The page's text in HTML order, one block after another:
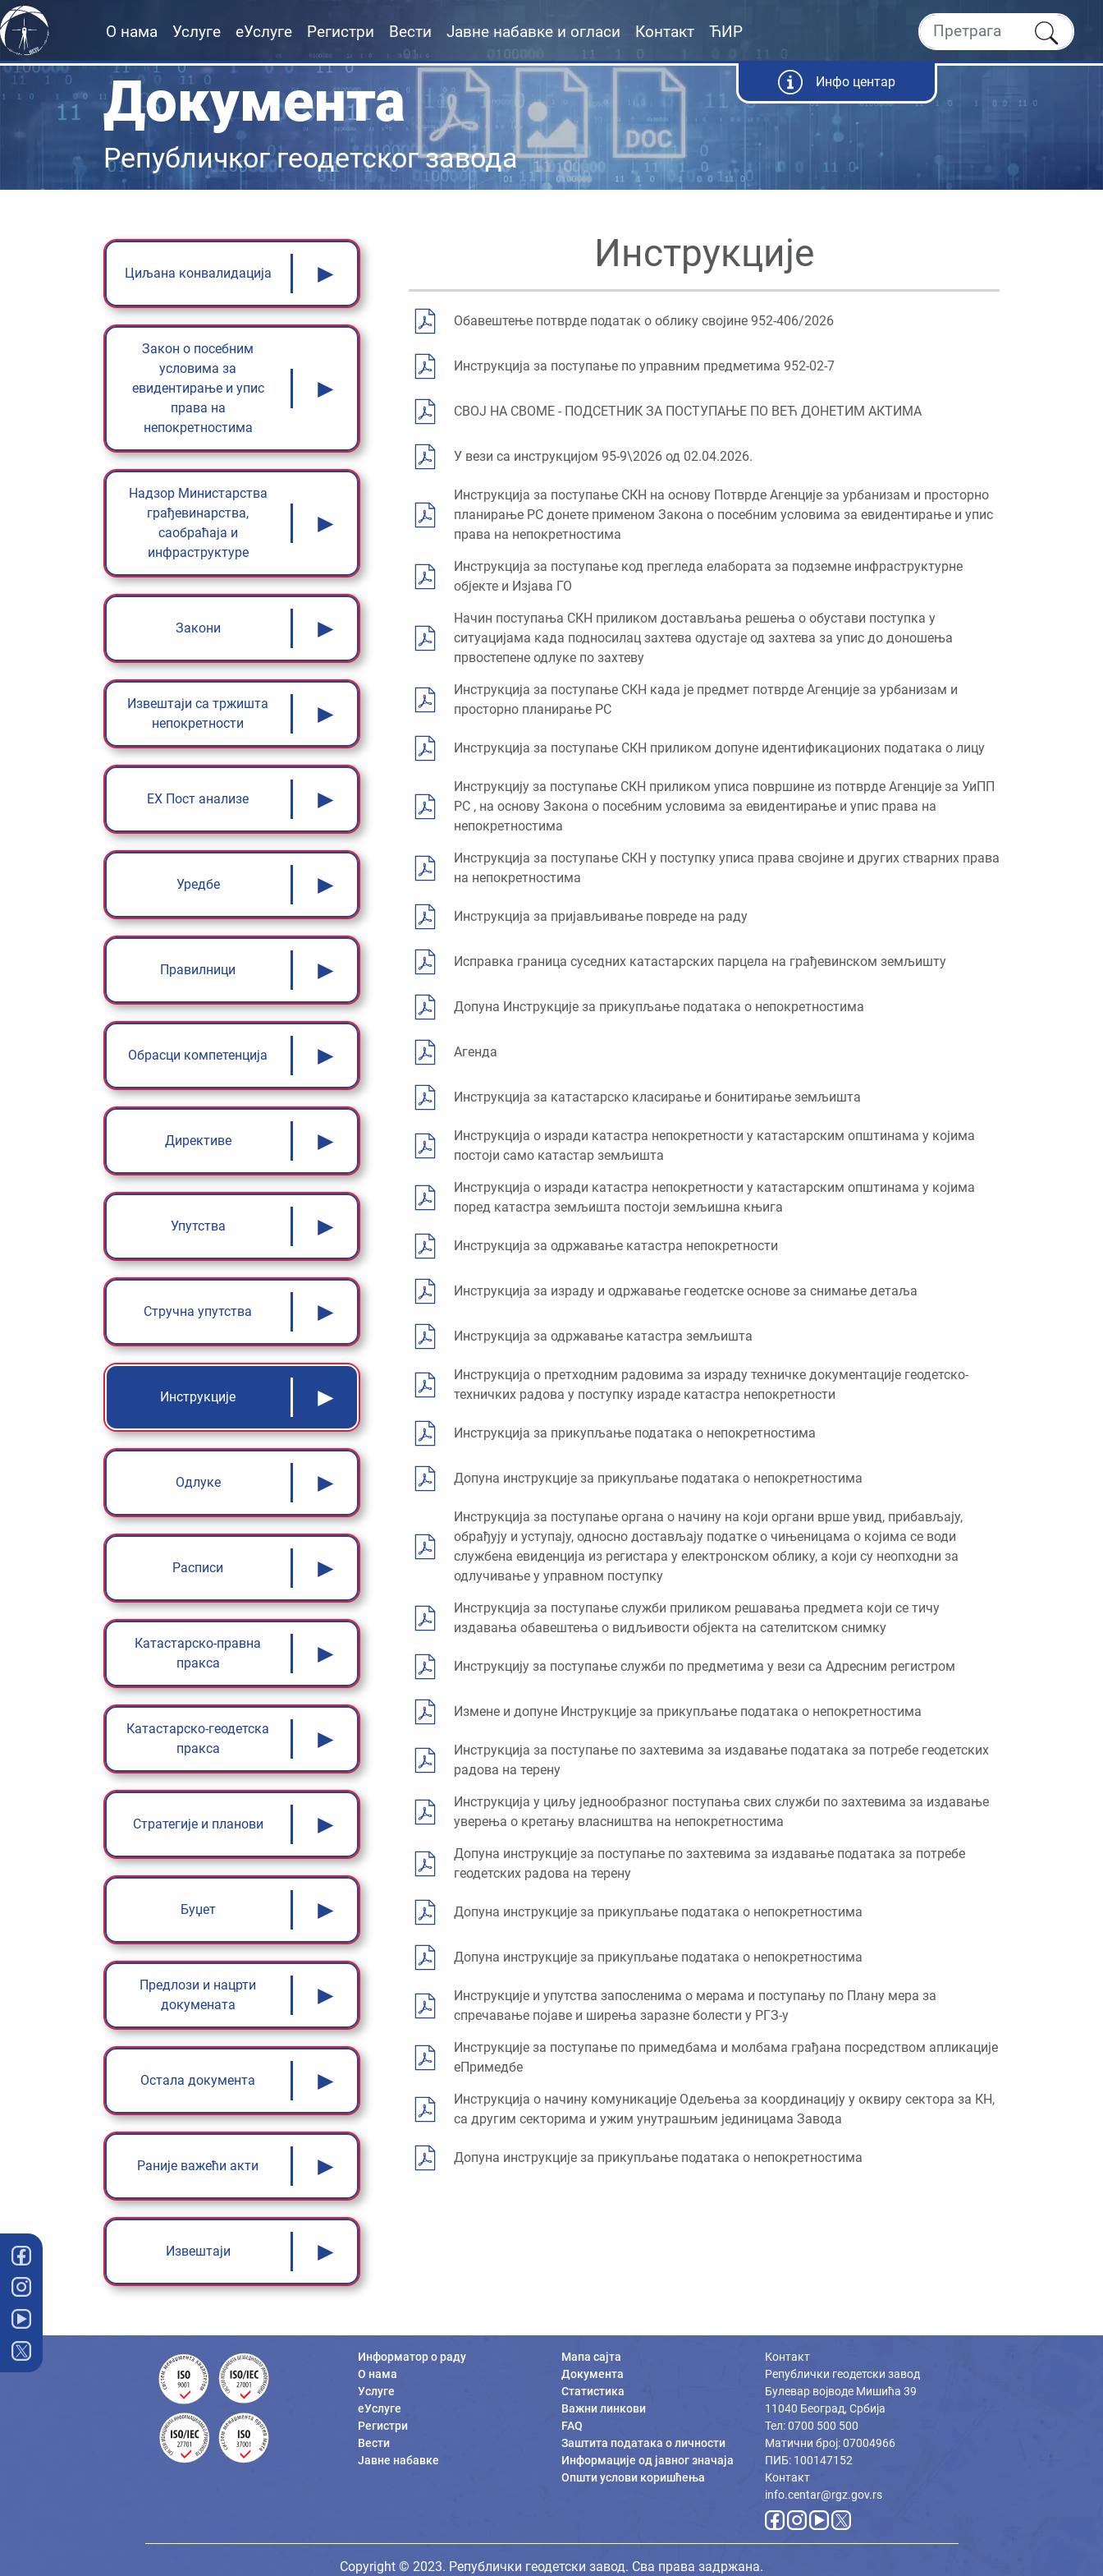
О нама Услуге еУслуге Регистри Вести Јавне набавке и огласи Контакт ЋИР
Инфо центар
Документа
Републичког геодетског завода
Циљана конвалидација ►
Закон о посебним
условима за
евидентирање и упис
права на
непокретностима
►
Надзор Министарства
грађевинарства,
саобраћаја и
инфраструктуре
►
Закони ►
Извештаји са тржишта
непокретности
►
ЕX Пост анализе ►
Уредбе ►
Правилници ►
Обрасци компетенција ►
Директиве ►
Упутства ►
Стручна упутства ►
Инструкције ►
Одлуке ►
Расписи ►
Катастарско-правна
пракса
►
Катастарско-геодетска
пракса
►
Стратегије и планови ►
Буџет ►
Предлози и нацрти
докумената
►
Остала документа ►
Раније важећи акти ►
Извештаји ►
Инструкције
Обавештење потврде податак о облику својине 952-406/2026
Инструкција за поступање по управним предметима 952-02-7
СВОЈ НА СВОМЕ - ПОДСЕТНИК ЗА ПОСТУПАЊЕ ПО ВЕЋ ДОНЕТИМ АКТИМА
У вези са инструкцијом 95-9\2026 од 02.04.2026.
Инструкција за поступање СКН на основу Потврде Агенције за урбанизам и просторно
планирање РС донете применом Закона о посебним условима за евидентирање и упис
права на непокретностима
Инструкција за поступање код прегледа елабората за подземне инфраструктурне
објекте и Изјава ГО
Начин поступања СКН приликом достављања решења о обустави поступка у
ситуацијама када подносилац захтева одустаје од захтева за упис до доношења
првостепене одлуке по захтеву
Инструкција за поступање СКН када је предмет потврде Агенције за урбанизам и
просторно планирање РС
Инструкција за поступање СКН приликом допуне идентификационих података о лицу
Инструкцију за поступање СКН приликом уписа површине из потврде Агенције за УиПП
РС , на основу Закона о посебним условима за евидентирање и упис права на
непокретностима
Инструкција за поступање СКН у поступку уписа права својине и других стварних права
на непокретностима
Инструкција за пријављивање повреде на раду
Исправка граница суседних катастарских парцела на грађевинском земљишту
Допуна Инструкције за прикупљање података о непокретностима
Агенда
Инструкција за катастарско класирање и бонитирање земљишта
Инструкција о изради катастра непокретности у катастарским општинама у којима
постоји само катастар земљишта
Инструкција о изради катастра непокретности у катастарским општинама у којима
поред катастра земљишта постоји земљишна књига
Инструкција за одржавање катастра непокретности
Инструкција за израду и одржавање геодетске основе за снимање детаља
Инструкција за одржавање катастра земљишта
Инструкција о претходним радовима за израду техничке документације геодетско-
техничких радова у поступку израде катастра непокретности
Инструкција за прикупљање података о непокретностима
Допуна инструкције за прикупљање података о непокретностима
Инструкција за поступање органа о начину на који органи врше увид, прибављају,
обрађују и уступају, односно достављају податке о чињеницама о којима се води
службена евиденција из регистара у електронском облику, а који су неопходни за
одлучивање у управном поступку
Инструкција за поступање служби приликом решавања предмета који се тичу
издавања обавештења о видљивости објекта на сателитском снимку
Инструкцију за поступање служби по предметима у вези са Адресним регистром
Измене и допуне Инструкције за прикупљање података о непокретностима
Инструкција за поступање по захтевима за издавање података за потребе геодетских
радова на терену
Инструкција у циљу једнообразног поступања свих служби по захтевима за издавање
уверења о кретању власништва на непокретностима
Допуна инструкције за поступање по захтевима за издавање података за потребе
геодетских радова на терену
Допуна инструкције за прикупљање података о непокретностима
Допуна инструкције за прикупљање података о непокретностима
Инструкције и упутства запосленима о мерама и поступању по Плану мера за
спречавање појаве и ширења заразне болести у РГЗ-у
Инструкције за поступање по примедбама и молбама грађана посредством апликације
еПримедбе
Инструкција о начину комуникације Одељења за координацију у оквиру сектора за КН,
са другим секторима и ужим унутрашњим јединицама Завода
Допуна инструкције за прикупљање података о непокретностима
Информатор о раду
О нама
Услуге
еУслуге
Регистри
Вести
Јавне набавке
Мапа сајта
Документа
Статистика
Важни линкови
FAQ
Заштита података о личности
Информације од јавног значаја
Општи услови коришћења
Контакт
Републички геодетски завод
Булевар војводе Мишића 39
11040 Београд, Србија
Тел: 0700 500 500
Матични број: 07004966
ПИБ: 100147152
Контакт
info.centar@rgz.gov.rs
Copyright © 2023. Републички геодетски завод. Сва права задржана.